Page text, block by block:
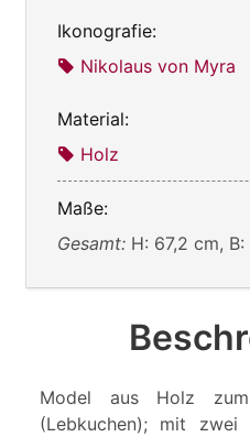
Ikonografie:
Nikolaus von Myra
Material:
Holz
Maße:
Gesamt: H: 67,2 cm,
Model aus Holz
(Lebkuchen); mit zwei